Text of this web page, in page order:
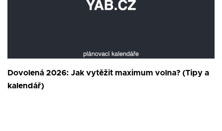
Dovolená 2026: Jak vytěžit maximum volna? (Tipy a
kalendář)